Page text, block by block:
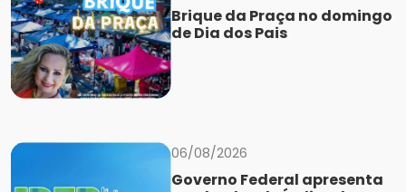
Brique da Praça no domingo
de Dia dos Pais
06/08/2026
Governo Federal apresenta